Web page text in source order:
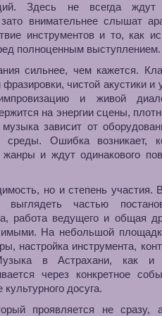
Здесь не всегда ждут
внимательнее слышат
инструментов и то, как
полноценным выступлением.
сильнее, чем кажется.
чистой акустики и
и живой
на энергии сцены,
зависит от
Ошибка возникает,
жанры и ждут одинакового
но и степень
частью
работа ведущего и общая
На небольшой
настройка инструмента,
в Астрахани, как
через конкретное
досуга.
проявляется не сразу,